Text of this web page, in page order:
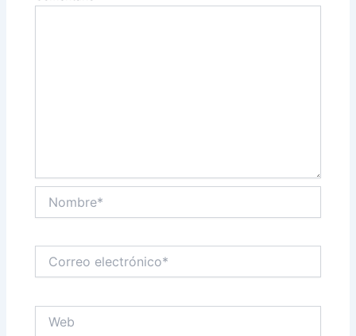
electrónico*